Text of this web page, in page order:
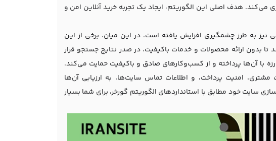
می‌کند. هدف اصلی این الگوریتم، ایجاد یک تجربه خرید آنلاین امن و
نیز به طرز چشمگیری افزایش یافته است. در این میان، برخی از این
بدون ارائه محصولات و خدمات باکیفیت، در صدر نتایج جستجو قرار
با آن‌ها پرداخته و از کسب‌وکارهای صادق و باکیفیت حمایت می‌کند.
امنیت پرداخت، و اطلاعات تماس سایت‌ها، به ارزیابی آن‌ها
سایت خود مطابق با استانداردهای الگوریتم گورخر، برای شما بسیار